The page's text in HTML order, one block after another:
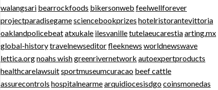
walangsari bearrockfoods bikersonweb feelwellforever
projectparadisegamesciencebookprizes hotelristorantevittoria
oaklandpolicebeatatxukale ilesvanilletutelaeucarestiaarting.mx
global-historytravelnewseditorfleeknews worldnewswave
lettica.orgnoahs wishgreenrivernetwork autoexpertproducts
healthcarelawsuitsportmuseumcuracao beef cattle
assurecontrols hospitalnearmearquidiocesisdgocoinsmonedas